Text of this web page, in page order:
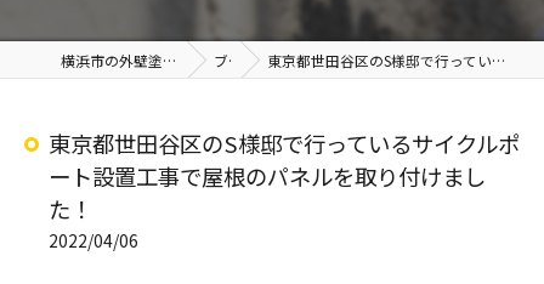
横浜市の外壁塗装なら有限会社ステップ塗装 ブログ 東京都世田谷区のS様邸で行っているサイクルポート設置工事で屋根のパネルを取り付けました！
東京都世田谷区のS様邸で行っているサイクルポ
ート設置工事で屋根のパネルを取り付けまし
た！
2022/04/06